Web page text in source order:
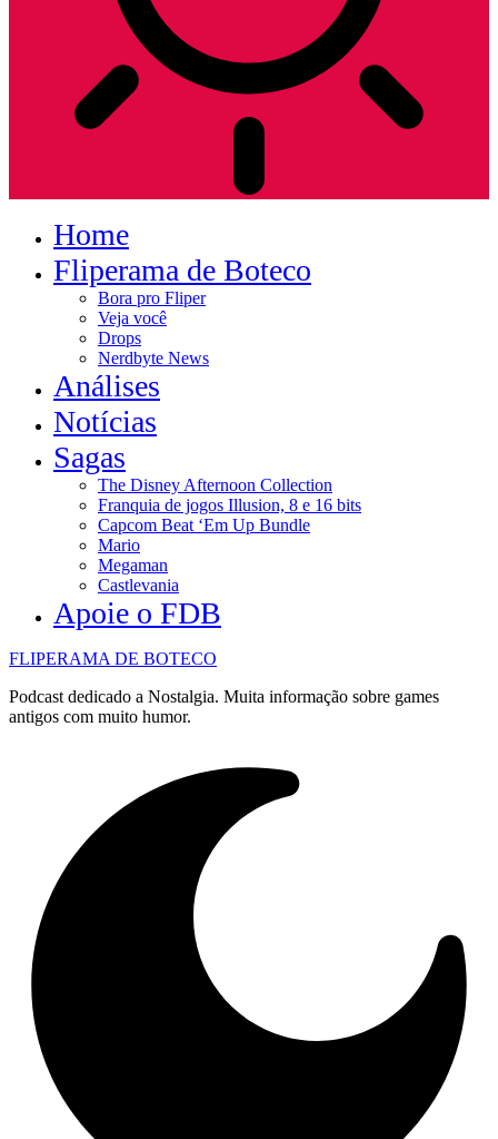
Home
Fliperama de Boteco
Bora pro Fliper
Veja você
Drops
Nerdbyte News
Análises
Notícias
Sagas
The Disney Afternoon Collection
Franquia de jogos Illusion, 8 e 16 bits
Capcom Beat ‘Em Up Bundle
Mario
Megaman
Castlevania
Apoie o FDB
FLIPERAMA DE BOTECO
Podcast dedicado a Nostalgia. Muita informação sobre games
antigos com muito humor.